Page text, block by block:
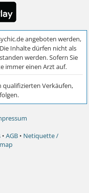
• AGB • Netiquette /